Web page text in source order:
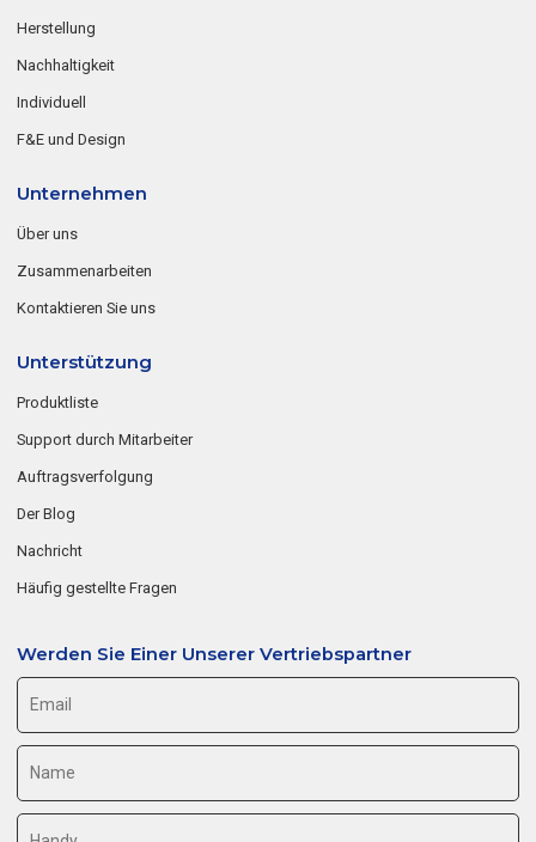
Herstellung
Nachhaltigkeit
Individuell
F&E und Design
Unternehmen
Über uns
Zusammenarbeiten
Kontaktieren Sie uns
Unterstützung
Produktliste
Support durch Mitarbeiter
Auftragsverfolgung
Der Blog
Nachricht
Häufig gestellte Fragen
Werden Sie Einer Unserer Vertriebspartner